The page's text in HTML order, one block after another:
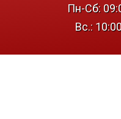
Пн-Сб:
Вс.: